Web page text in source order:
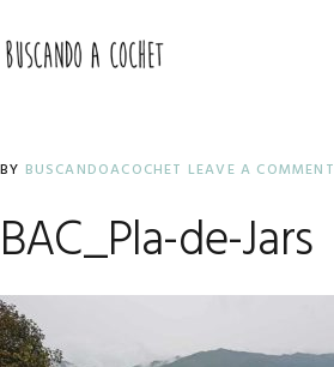
to
primary
to
main
to
primary
BY BUSCANDOACOCHET LEAVE A COMMENT
BAC_Pla-de-Jars